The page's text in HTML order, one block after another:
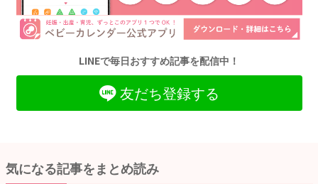
LINEで毎日おすすめ記事を配信中！
友だち登録する
気になる記事をまとめ読み